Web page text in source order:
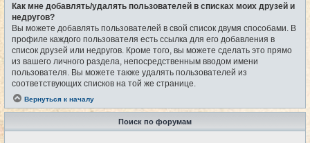
Как мне добавлять/удалять пользователей в списках моих друзей и
недругов?
Вы можете добавлять пользователей в свой список двумя способами. В
профиле каждого пользователя есть ссылка для его добавления в
список друзей или недругов. Кроме того, вы можете сделать это прямо
из вашего личного раздела, непосредственным вводом имени
пользователя. Вы можете также удалять пользователей из
соответствующих списков на той же странице.
Вернуться к началу
Поиск по форумам